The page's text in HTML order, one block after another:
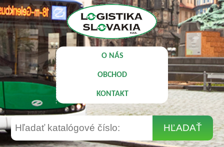
O NÁS
OBCHOD
KONTAKT